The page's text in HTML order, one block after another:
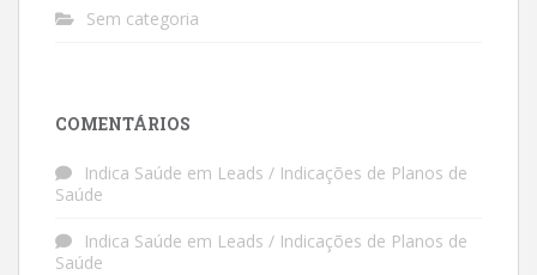
Sem categoria
COMENTÁRIOS
Indica Saúde em Leads / Indicações de Planos de
Saúde
Indica Saúde em Leads / Indicações de Planos de
Saúde